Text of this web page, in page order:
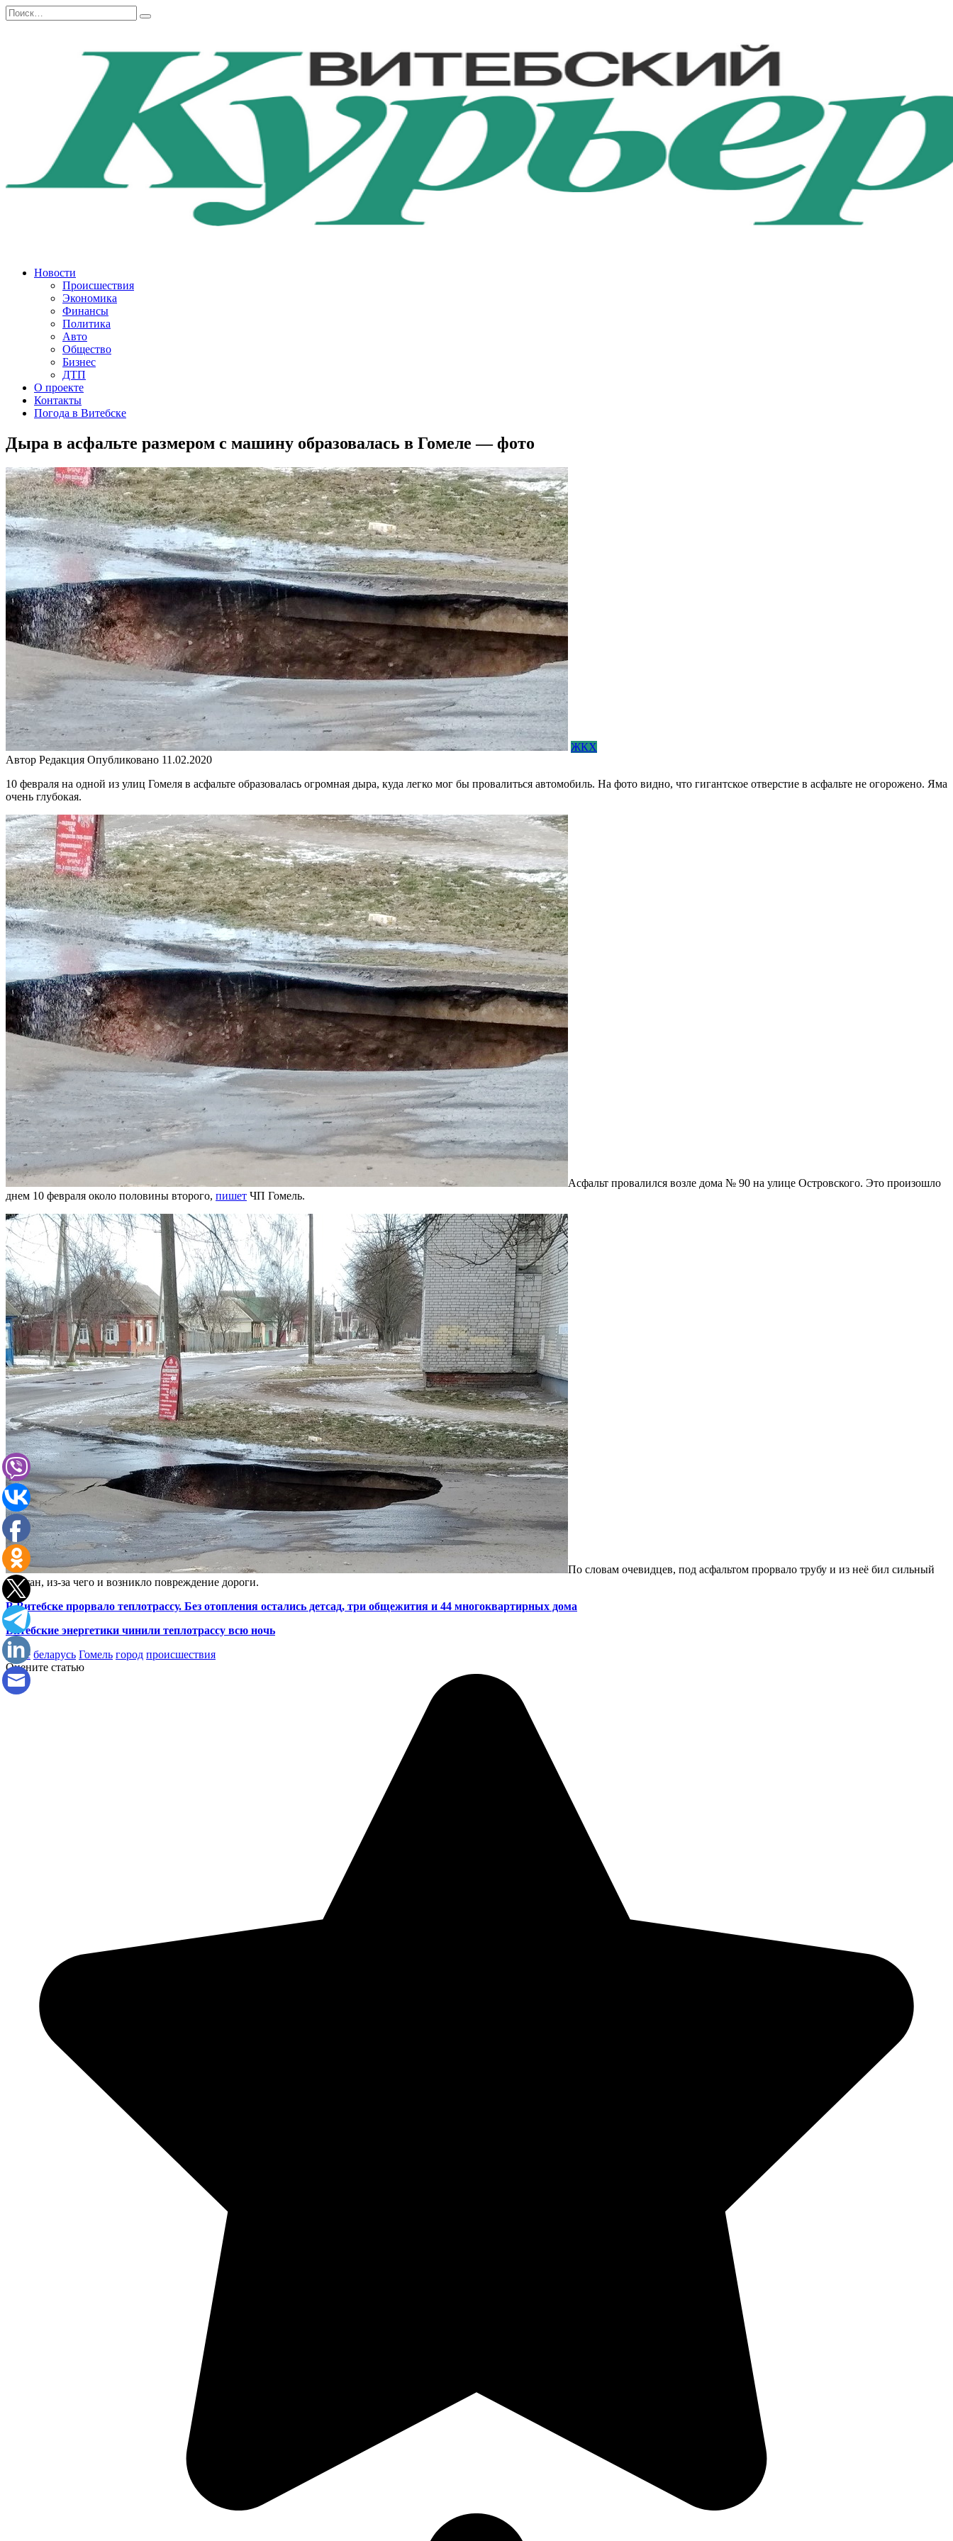
Перейти
к
Search
for:
Новости
Происшествия
Экономика
Финансы
Политика
Авто
Общество
Бизнес
ДТП
О проекте
Контакты
Погода в Витебске
Дыра в асфальте размером с машину образовалась в Гомеле — фото
ЖКХ
Автор Редакция Опубликовано 11.02.2020
10 февраля на одной из улиц Гомеля в асфальте образовалась огромная дыра, куда легко мог бы провалиться автомобиль. На фото видно, что гигантское отверстие в асфальте не огорожено. Яма
очень глубокая.
Асфальт провалился возле дома № 90 на улице Островского. Это произошло
днем 10 февраля около половины второго, пишет ЧП Гомель.
По словам очевидцев, под асфальтом прорвало трубу и из неё бил сильный
фонтан, из-за чего и возникло повреждение дороги.
В Витебске прорвало теплотрассу. Без отопления остались детсад, три общежития и 44 многоквартирных дома
Витебские энергетики чинили теплотрассу всю ночь
home беларусь Гомель город происшествия
Оцените статью